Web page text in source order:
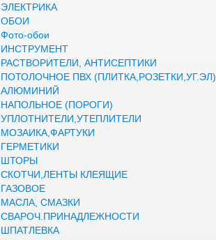
ЭЛЕКТРИКА
ОБОИ
Фото-обои
ИНСТРУМЕНТ
РАСТВОРИТЕЛИ, АНТИСЕПТИКИ
ПОТОЛОЧНОЕ ПВХ (ПЛИТКА,РОЗЕТКИ,УГ.ЭЛ)
АЛЮМИНИЙ
НАПОЛЬНОЕ (ПОРОГИ)
УПЛОТНИТЕЛИ,УТЕПЛИТЕЛИ
МОЗАИКА,ФАРТУКИ
ГЕРМЕТИКИ
ШТОРЫ
СКОТЧИ,ЛЕНТЫ КЛЕЯЩИЕ
ГАЗОВОЕ
МАСЛА, СМАЗКИ
СВАРОЧ.ПРИНАДЛЕЖНОСТИ
ШПАТЛЕВКА